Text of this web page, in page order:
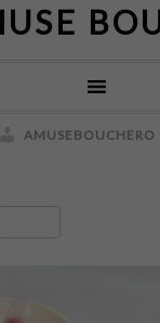
AMUSEBOUCHERO